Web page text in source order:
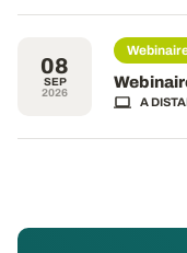
08
SEP
2026
A